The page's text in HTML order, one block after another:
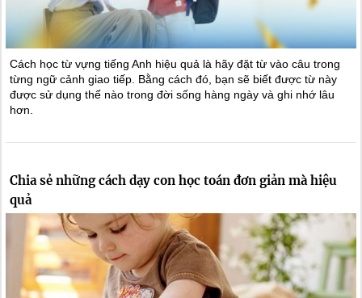
Cách học từ vựng tiếng Anh hiệu quả là hãy đặt từ vào câu trong
từng ngữ cảnh giao tiếp. Bằng cách đó, bạn sẽ biết được từ này
được sử dụng thế nào trong đời sống hàng ngày và ghi nhớ lâu
hơn.
Chia sẻ những cách dạy con học toán đơn giản mà hiệu
quả